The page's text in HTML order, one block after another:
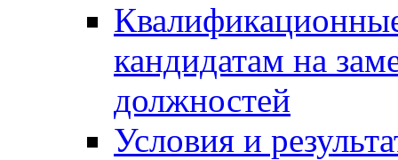
кандидатам на
должностей
Условия и